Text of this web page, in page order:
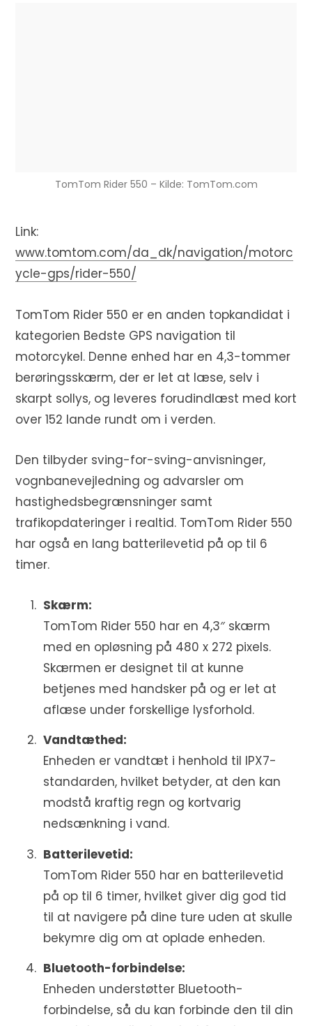
TomTom Rider 550 – Kilde: TomTom.com
Link:
www.tomtom.com/da_dk/navigation/motorc
ycle-gps/rider-550/
TomTom Rider 550 er en anden topkandidat i
kategorien Bedste GPS navigation til
motorcykel. Denne enhed har en 4,3-tommer
berøringsskærm, der er let at læse, selv i
skarpt sollys, og leveres forudindlæst med kort
over 152 lande rundt om i verden.
Den tilbyder sving-for-sving-anvisninger,
vognbanevejledning og advarsler om
hastighedsbegrænsninger samt
trafikopdateringer i realtid. TomTom Rider 550
har også en lang batterilevetid på op til 6
timer.
Skærm:
TomTom Rider 550 har en 4,3″ skærm
med en opløsning på 480 x 272 pixels.
Skærmen er designet til at kunne
betjenes med handsker på og er let at
aflæse under forskellige lysforhold.
Vandtæthed:
Enheden er vandtæt i henhold til IPX7-
standarden, hvilket betyder, at den kan
modstå kraftig regn og kortvarig
nedsænkning i vand.
Batterilevetid:
TomTom Rider 550 har en batterilevetid
på op til 6 timer, hvilket giver dig god tid
til at navigere på dine ture uden at skulle
bekymre dig om at oplade enheden.
Bluetooth-forbindelse:
Enheden understøtter Bluetooth-
forbindelse, så du kan forbinde den til din